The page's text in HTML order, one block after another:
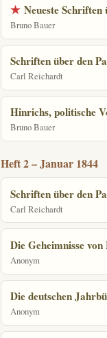
★ Neueste
Bruno Bauer
Schriften über den
Carl Reichardt
Hinrichs, politische
Bruno Bauer
Heft 2 – Januar 1844
Schriften über den
Carl Reichardt
Die Geheimnisse
Anonym
Die deutschen
Anonym